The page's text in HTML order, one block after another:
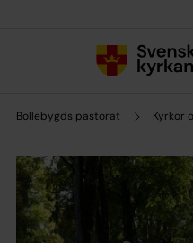
Bollebygds pastorat Kyrkor